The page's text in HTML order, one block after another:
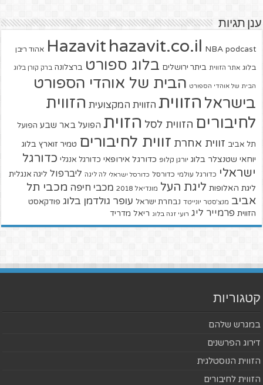
ענן תגיות
Hazavit hazavit.co.il NBA podcast אהוד ריבן
בלוג אתר הזווית ביתר ירושלים בלוג ספורט ברצלונה ברק קורן בלוג
הבית של אוהדי הספורט הבית של אוהדי הספורט
בישראל הזווית הזווית המקצועית הזווית
לחיבורים הזווית לסל הזוית הפועל באר שבע הפועל
תל אביב זווית אחרת זווית לחיבורים טמיר זוארץ בלוג
יוחאי שטנצלר בלוג יורגן קלופ כדורגל אירופאי כדורגל אנגלי כדורגל
ישראלי כדורגל עולמי כדורסל כדורסל ישראלי לה ליגה ליברפול ליגה אנגלית
ליגת האלופות ליגת העל מונדיאל 2018 מכבי חיפה מכבי תל
אביב מנצ'סטר יונייטד נבחרת ישראל עופר גולדמן בלוג פודקאסט
הזווית פרמייר ליג רועי זגה בלוג ריאל מדריד
קטגוריות
במגרש שלהם
דירוג הפרשנים
הזווית הנוסטלגית
הזווית לחיבורים